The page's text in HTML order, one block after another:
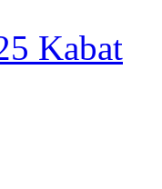
Kabat